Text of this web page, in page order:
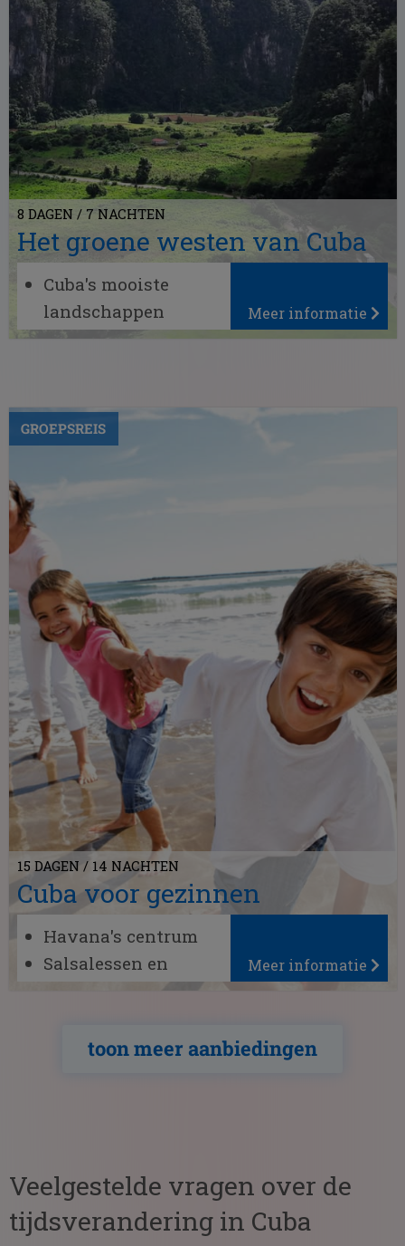
8 DAGEN / 7 NACHTEN
Het groene westen van Cuba
Cuba's mooiste
landschappen
Dromerige witte
watervallen
Meer informatie
GROEPSREIS
15 DAGEN / 14 NACHTEN
Cuba voor gezinnen
Havana's centrum
Salsalessen en
Vallei
Meer informatie
toon meer aanbiedingen
Veelgestelde vragen over de
tijdsverandering in Cuba